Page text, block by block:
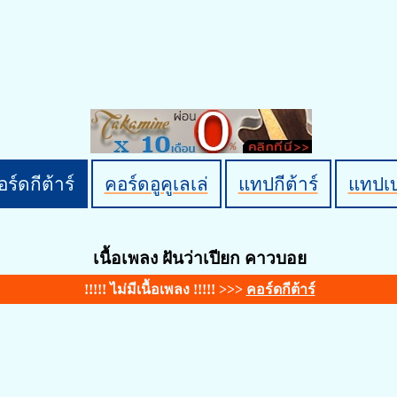
ร์ดกีต้าร์ คอร์ดอูคูเลเล่ แทปกีต้าร์ แทปเ
เนื้อเพลง ฝันว่าเปียก คาวบอย
!!!!! ไม่มีเนื้อเพลง !!!!! >>> คอร์ดกีต้าร์